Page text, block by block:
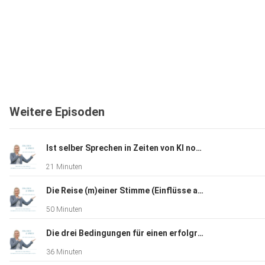
Weitere Episoden
Ist selber Sprechen in Zeiten von KI noch sinnvoll?
21 Minuten
Die Reise (m)einer Stimme (Einflüsse auf den Stimmklang)
50 Minuten
Die drei Bedingungen für einen erfolgreichen Auftritt
36 Minuten